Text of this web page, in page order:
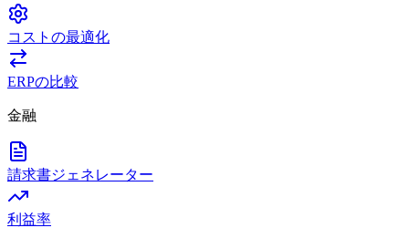
コストの最適化
ERPの比較
金融
請求書ジェネレーター
利益率